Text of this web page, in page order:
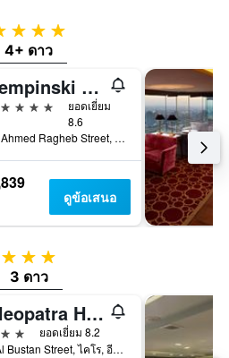
4 ดาว
4+ ดาว
Kempinski Nile Hotel, Cairo
าว
ยอดเยี่ยม
8.6
12 Ahmed Ragheb Street, ไคโร, อียิปต์
ดูข้อเสนอ
3 ดาว
3 ดาว
Cleopatra Hotel
าว
ยอดเยี่ยม 8.2
2 Al Bustan Street, ไคโร, อียิปต์